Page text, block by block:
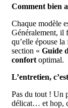
Comment bien
Chaque modèle
Généralement, il
qu’elle épouse
section « Guide
confort optimal.
L’entretien,
Pas du tout ! Un
délicat… et hop,